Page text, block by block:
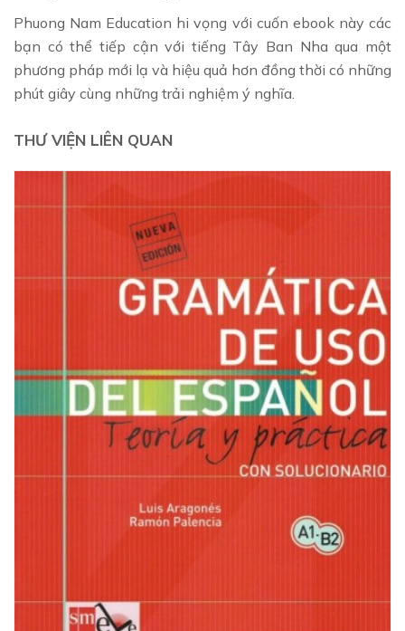
Phuong Nam Education hi vọng với cuốn ebook này các
bạn có thể tiếp cận với tiếng Tây Ban Nha qua một
phương pháp mới lạ và hiệu quả hơn đồng thời có những
phút giây cùng những trải nghiệm ý nghĩa.
THƯ VIỆN LIÊN QUAN